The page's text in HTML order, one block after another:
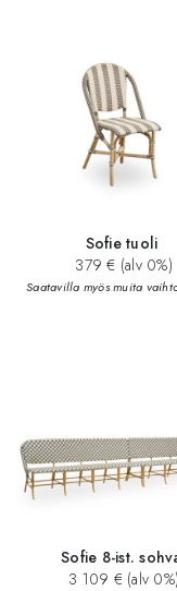
Sofie tuoli
379 € (alv 0%)
Saatavilla myös muita
Sofie 8-ist.
3 109 € (alv 0%)